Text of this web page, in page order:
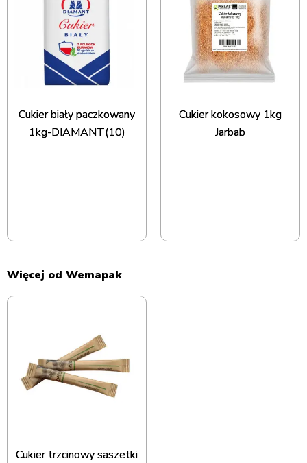
Cukier biały paczkowany
1kg-DIAMANT(10)
Cukier kokosowy 1kg
Jarbab
Więcej od Wemapak
Cukier trzcinowy saszetki